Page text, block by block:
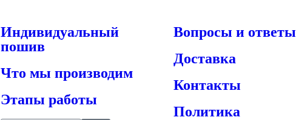
Индивидуальный
пошив
Что мы производим
Этапы работы
Вопросы и ответы
Доставка
Контакты
Политика